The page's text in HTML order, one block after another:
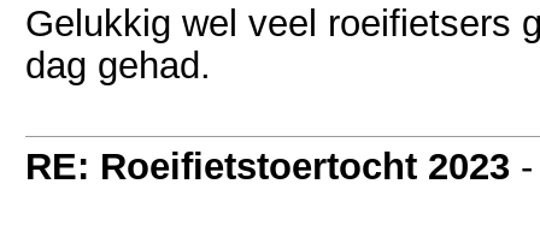
Gelukkig wel veel roeifietsers
dag gehad.
RE: Roeifietstoertocht 2023